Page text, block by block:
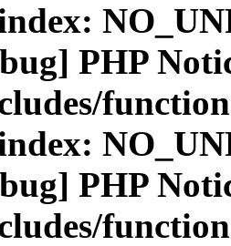
PHP
PHP